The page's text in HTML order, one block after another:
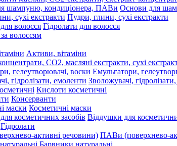
Основи для
Пудри, глини, сухі екстракти
Гідролати для волосся
Активи, вітаміни
Емульгатори,
Зволожувачі,
Кислоти косметичні
Консерванти
Косметичні маски
Віддушки для
Гідролати
ПАВи (поверхнево-
Барвники натуральні